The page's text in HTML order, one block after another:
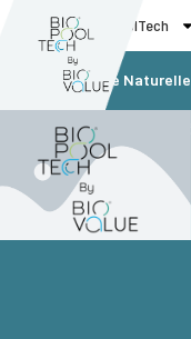
BioValue BioPoolTech
Piscine Naturelle